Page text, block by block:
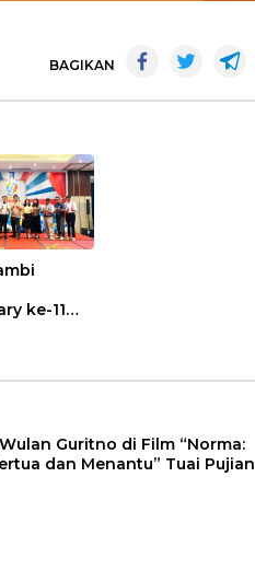
BAGIKAN
ke-11
Guritno di Film “Norma:
dan Menantu” Tuai Pujian